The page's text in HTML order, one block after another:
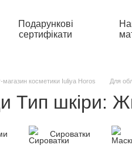
Подарункові
сертифікати
магазин косметики Iuliya Horos Для
Тип шкіри:
Сироватки